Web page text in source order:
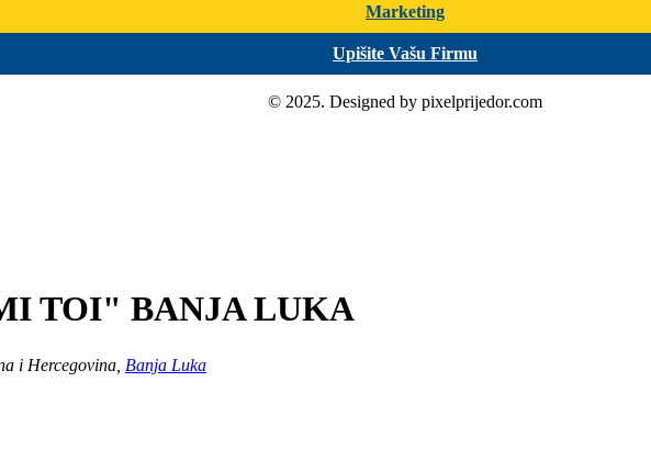
Marketing
Upišite Vašu Firmu
© 2025. Designed by pixelprijedor.com
TOI" BANJA LUKA
i Hercegovina, Banja Luka